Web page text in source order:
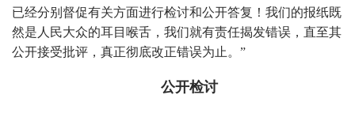
已经分别督促有关方面进行检讨和公开答复！我们的报纸既
然是人民大众的耳目喉舌，我们就有责任揭发错误，直至其
公开接受批评，真正彻底改正错误为止。”
公开检讨